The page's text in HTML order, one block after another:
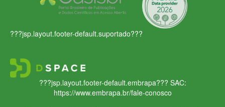
???jsp.layout.footer-default.suportado???
???jsp.layout.footer-default.embrapa??? SAC:
https://www.embrapa.br/fale-conosco